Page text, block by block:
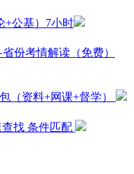
+公基）7小时
份考情解读（免费）
（资料+网课+督学）
找 条件匹配